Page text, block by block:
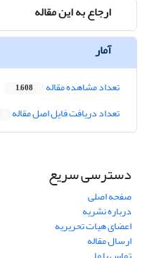
ارجاع به این مقاله
آمار
تعداد مشاهده مقاله 1,608
تعداد دریافت فایل اصل مقاله
دسترسی سریع
صفحه اصلی
درباره نشریه
اعضای هیات تحریریه
ارسال مقاله